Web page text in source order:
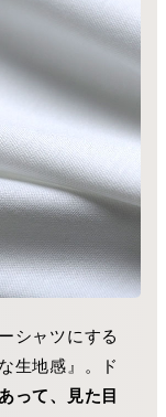
シャツにする
生地感』。ド
って、見た目